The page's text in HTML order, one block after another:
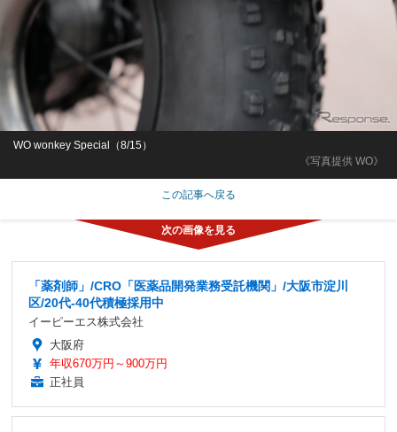
《写真提供 WO》
WO wonkey Special（8/15）
この記事へ戻る
「薬剤師」/CRO「医薬品開発業務受託機関」/大阪市淀川
区/20代-40代積極採用中
イーピーエス株式会社
大阪府
年収670万円～900万円
正社員